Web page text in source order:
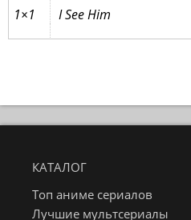
1×1 I See Him
КАТАЛОГ
Топ аниме сериалов
Лучшие мультсериалы